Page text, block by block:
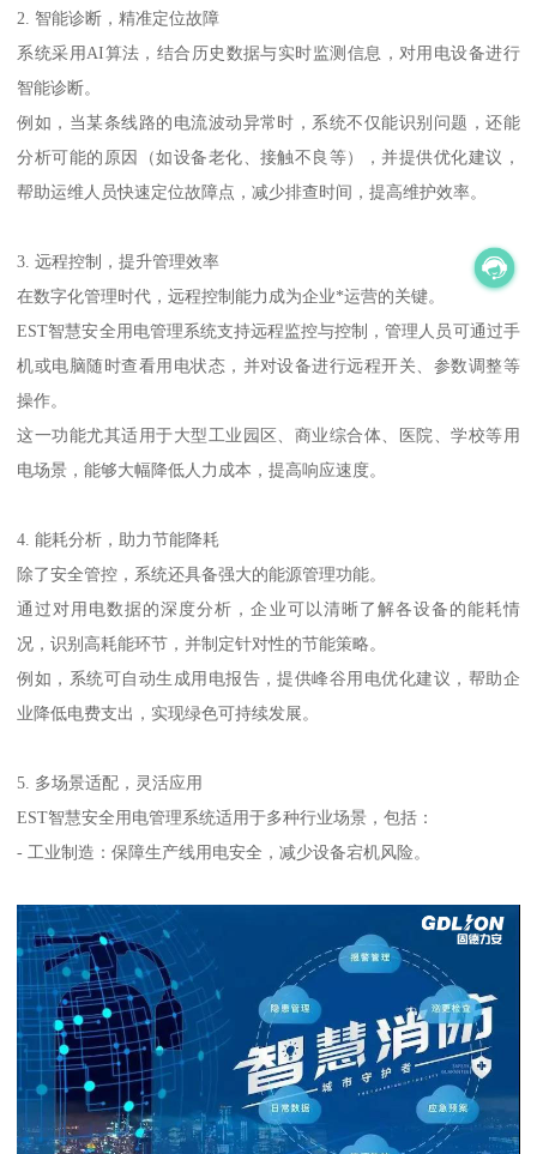
2. 智能诊断，精准定位故障
系统采用AI算法，结合历史数据与实时监测信息，对用电设备进行
智能诊断。
例如，当某条线路的电流波动异常时，系统不仅能识别问题，还能
分析可能的原因（如设备老化、接触不良等），并提供优化建议，
帮助运维人员快速定位故障点，减少排查时间，提高维护效率。
3. 远程控制，提升管理效率
在数字化管理时代，远程控制能力成为企业*运营的关键。
EST智慧安全用电管理系统支持远程监控与控制，管理人员可通过手
机或电脑随时查看用电状态，并对设备进行远程开关、参数调整等
操作。
这一功能尤其适用于大型工业园区、商业综合体、医院、学校等用
电场景，能够大幅降低人力成本，提高响应速度。
4. 能耗分析，助力节能降耗
除了安全管控，系统还具备强大的能源管理功能。
通过对用电数据的深度分析，企业可以清晰了解各设备的能耗情
况，识别高耗能环节，并制定针对性的节能策略。
例如，系统可自动生成用电报告，提供峰谷用电优化建议，帮助企
业降低电费支出，实现绿色可持续发展。
5. 多场景适配，灵活应用
EST智慧安全用电管理系统适用于多种行业场景，包括：
- 工业制造：保障生产线用电安全，减少设备宕机风险。